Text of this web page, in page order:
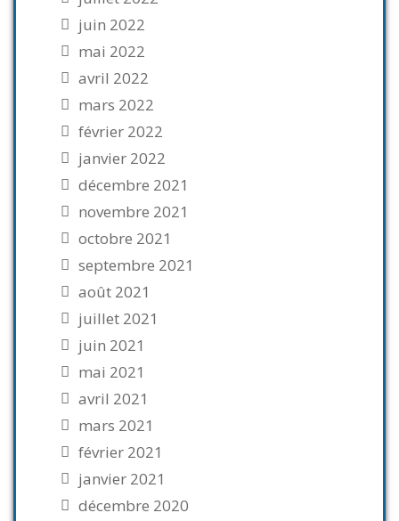
juin 2022
mai 2022
avril 2022
mars 2022
février 2022
janvier 2022
décembre 2021
novembre 2021
octobre 2021
septembre 2021
août 2021
juillet 2021
juin 2021
mai 2021
avril 2021
mars 2021
février 2021
janvier 2021
décembre 2020